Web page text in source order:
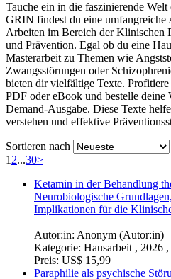
Tauche ein in die faszinierende
GRIN findest du eine umfangreiche
Arbeiten im Bereich der Klinischen
und Prävention. Egal ob du eine
Masterarbeit zu Themen wie
Zwangsstörungen oder
bieten dir vielfältige Texte.
PDF oder eBook und bestelle deine
Demand-Ausgabe. Diese Texte
verstehen und effektive
Sortieren nach
12...30>
Ketamin in der Behandlung
Neurobiologische
Implikationen für die
Autor:in: Anonym (Autor:in)
Kategorie: Hausarbeit , 2026
Preis: US$ 15,99
Paraphilie als psychische